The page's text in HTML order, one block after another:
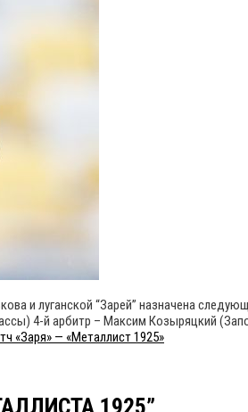
и луганской “Зарей” назначена
4-й арбитр – Максим Козыряцкий
«Заря» — «Металлист 1925»